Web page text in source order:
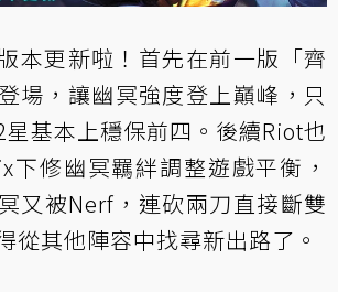
本更新啦！首先在前一版「齊
場，讓幽冥強度登上巔峰，只
基本上穩保前四。後續Riot也
下修幽冥羈絆調整遊戲平衡，
又被Nerf，連砍兩刀直接斷雙
從其他陣容中找尋新出路了。